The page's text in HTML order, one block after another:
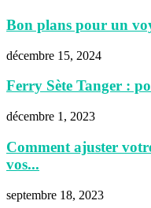
Bon plans pour un
décembre 15, 2024
Ferry Sète Tanger :
décembre 1, 2023
Comment ajuster
vos...
septembre 18, 2023